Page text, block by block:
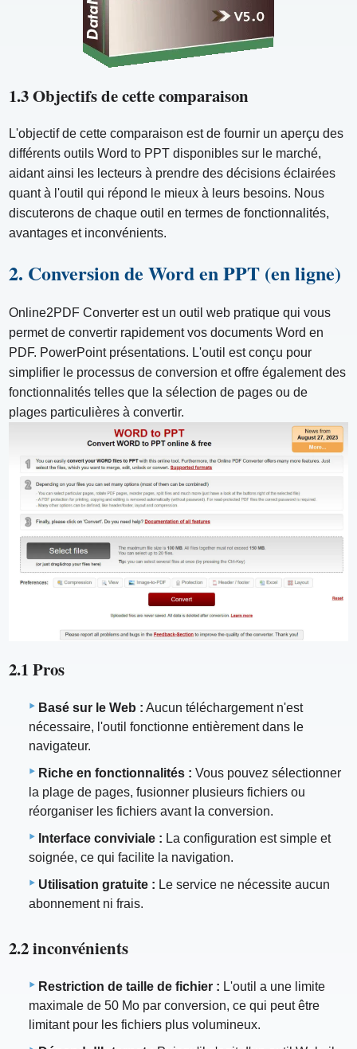
1.3 Objectifs de cette comparaison
L'objectif de cette comparaison est de fournir un aperçu des
différents outils Word to PPT disponibles sur le marché,
aidant ainsi les lecteurs à prendre des décisions éclairées
quant à l'outil qui répond le mieux à leurs besoins. Nous
discuterons de chaque outil en termes de fonctionnalités,
avantages et inconvénients.
2. Conversion de Word en PPT (en ligne)
Online2PDF Converter est un outil web pratique qui vous
permet de convertir rapidement vos documents Word en
PDF. PowerPoint présentations. L'outil est conçu pour
simplifier le processus de conversion et offre également des
fonctionnalités telles que la sélection de pages ou de
plages particulières à convertir.
2.1 Pros
Basé sur le Web : Aucun téléchargement n'est
nécessaire, l'outil fonctionne entièrement dans le
navigateur.
Riche en fonctionnalités : Vous pouvez sélectionner
la plage de pages, fusionner plusieurs fichiers ou
réorganiser les fichiers avant la conversion.
Interface conviviale : La configuration est simple et
soignée, ce qui facilite la navigation.
Utilisation gratuite : Le service ne nécessite aucun
abonnement ni frais.
2.2 inconvénients
Restriction de taille de fichier : L'outil a une limite
maximale de 50 Mo par conversion, ce qui peut être
limitant pour les fichiers plus volumineux.